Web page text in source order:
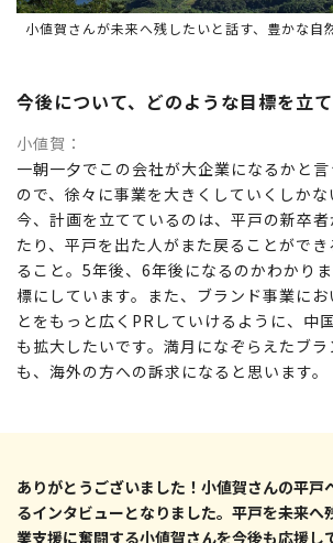
小値賀さんが未来へ残したいと話す、豊かな自
今後について、どのような目標を立
小値賀
一朝一夕でこの会社が大企業になるかと
ので、徐々に事業を大きくしていくしかな
今、計画を立てているのは、平戸の新卒
たり、平戸を出た人がまた戻ることがで
ること。5年後、6年後になるのかわかり
標にしています。また、ブランド事業に
とをもっと広くPRしていけるように、中
も拡大したいです。満月になぞらえたブ
も、海外の方への訴求になると思います。
ありがとうございました！小値賀さんの平戸
るインタビューとなりました。平戸を未来へ
業支援に奮闘する小値賀さんを今後も応援し